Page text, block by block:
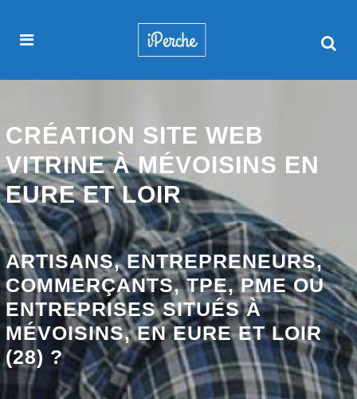
CRÉATION SITE WEB
VITRINE À MÉVOISINS EN
EURE ET LOIR
ARTISANS, ENTREPRENEURS,
COMMERÇANTS, TPE, PME OU
ENTREPRISES SITUÉS À
MÉVOISINS, EN EURE ET LOIR
(28) ?